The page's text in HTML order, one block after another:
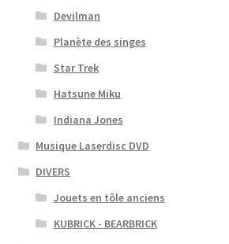
Devilman
Planète des singes
Star Trek
Hatsune Miku
Indiana Jones
Musique Laserdisc DVD
DIVERS
Jouets en tôle anciens
KUBRICK - BEARBRICK